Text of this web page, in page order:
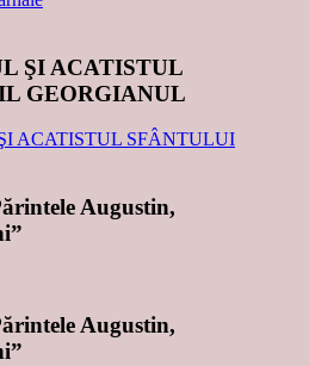
ŞI ACATISTUL
GEORGIANUL
Augustin,
Augustin,